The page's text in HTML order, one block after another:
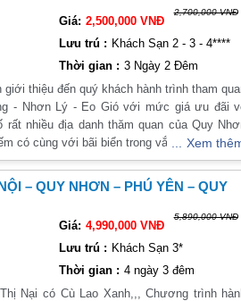
Giá:
2,700,000 VNĐ
2,500,000 VNĐ
Lưu trú : Khách Sạn 2 - 3 - 4****
Thời gian : 3 Ngày 2 Đêm
giới thiệu đến quý khách hành trình tham
- Nhơn Lý - Eo Gió với mức giá ưu đãi
nhiều địa danh thăm quan của Quy
có cùng với bãi biển trong vắt và những
với các bạn trẻ hay checkin sống ảo
thăm quan còn được tham quan nhiều địa
ăn ngon, hấp dẫn mang đậm hương vị địa
hành cùng bạn trong chuyến đi này. Chắc
nhớ đấy !
Xem
– QUY NHƠN – PHÚ YÊN – QUY
Giá:
5,890,000 VNĐ
4,990,000 VNĐ
Lưu trú : Khách Sạn 3*
Thời gian : 4 ngày 3 đêm
Nại có Cù Lao Xanh,,, Chương trình